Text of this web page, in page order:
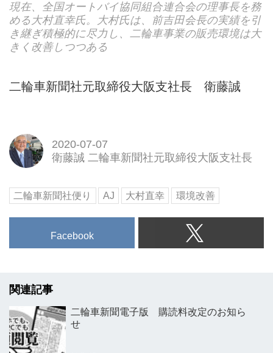
現在、全国オートバイ協同組合連合会の理事長を務
める大村直幸氏。大村氏は、前吉田会長の実績を引
き継ぎ積極的に尽力し、二輪車事業の販売環境は大
きく改善しつつある
二輪車新聞社元取締役大阪支社長 衛藤誠
2020-07-07
衛藤誠 二輪車新聞社元取締役大阪支社長
二輪車新聞社便り AJ 大村直幸 環境改善
Facebook
関連記事
二輪車新聞電子版 購読料改定のお知ら
せ